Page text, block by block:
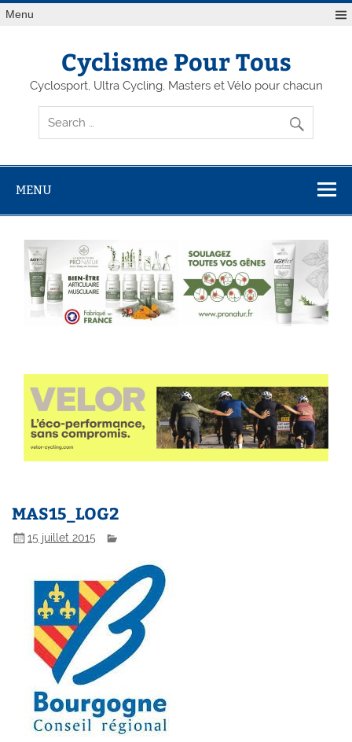
Menu
Cyclisme Pour Tous
Cyclosport, Ultra Cycling, Masters et Vélo pour chacun
MENU
MAS15_LOG2
15 juillet 2015